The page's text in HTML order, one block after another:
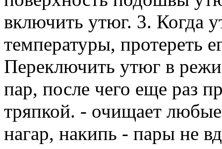
включить утюг. 3. Когда
температуры, протереть
Переключить утюг в
пар, после чего еще раз
тряпкой. - очищает любые
нагар, накипь - пары не